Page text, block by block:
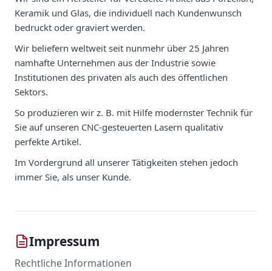
Keramik und Glas, die individuell nach Kundenwunsch
bedruckt oder graviert werden.
Wir beliefern weltweit seit nunmehr über 25 Jahren
namhafte Unternehmen aus der Industrie sowie
Institutionen des privaten als auch des öffentlichen
Sektors.
So produzieren wir z. B. mit Hilfe modernster Technik für
Sie auf unseren CNC-gesteuerten Lasern qualitativ
perfekte Artikel.
Im Vordergrund all unserer Tätigkeiten stehen jedoch
immer Sie, als unser Kunde.
Impressum
Rechtliche Informationen